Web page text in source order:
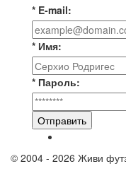
* E-mail:
* Имя:
* Пароль:
Отправить
© 2004 - 2026 Живи